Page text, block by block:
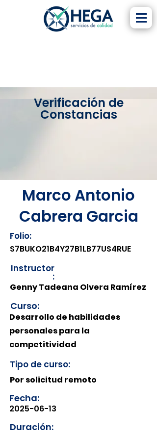
Verificación de
Constancias
Marco Antonio
Cabrera Garcia
Folio:
S7BUKO21B4Y27B1LB77US4RUE
Instructor
:
Genny Tadeana Olvera Ramírez
Curso:
Desarrollo de habilidades
personales para la
competitividad
Tipo de curso:
Por solicitud remoto
Fecha:
2025-06-13
Duración: